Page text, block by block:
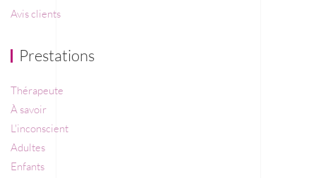
Avis clients
Prestations
Thérapeute
À savoir
L'inconscient
Adultes
Enfants